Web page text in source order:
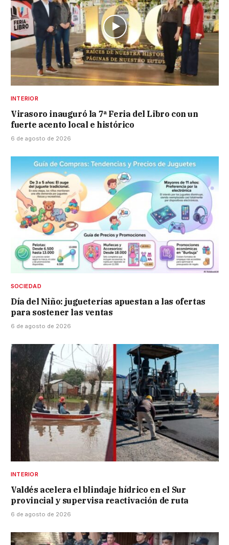
INTERIOR
Virasoro inauguró la 7ª Feria del Libro con un
fuerte acento local e histórico
6 de agosto de 2026
SOCIEDAD
Día del Niño: jugueterías apuestan a las ofertas
para sostener las ventas
6 de agosto de 2026
INTERIOR
Valdés acelera el blindaje hídrico en el Sur
provincial y supervisa reactivación de ruta
6 de agosto de 2026